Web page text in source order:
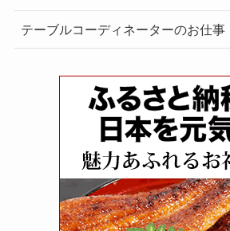
テーブルコーディネーターのお仕事